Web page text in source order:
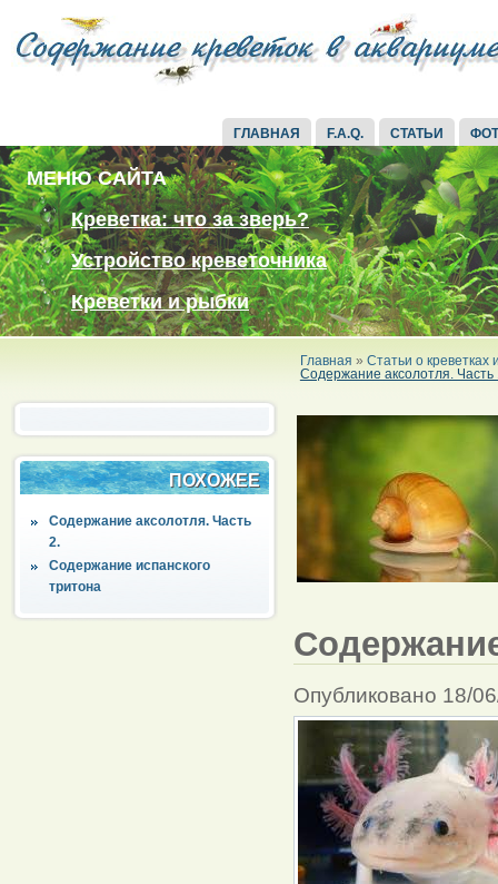
ГЛАВНАЯ F.A.Q. СТАТЬИ
МЕНЮ САЙТА
Креветка: что за зверь?
Устройство креветочника
Креветки и рыбки
Главная » Статьи о креветках
Содержание аксолотля. Часть
ПОХОЖЕЕ
Содержание аксолотля. Часть
2.
Содержание испанского
тритона
Опубликовано 18/